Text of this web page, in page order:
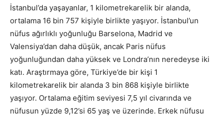
İstanbul’da yaşayanlar, 1 kilometrekarelik bir alanda,
ortalama 16 bin 757 kişiyle birlikte yaşıyor. İstanbul’un
nüfus ağırlıklı yoğunluğu Barselona, Madrid ve
Valensiya’dan daha düşük, ancak Paris nüfus
yoğunluğundan daha yüksek ve Londra’nın neredeyse iki
katı. Araştırmaya göre, Türkiye’de bir kişi 1
kilometrekarelik bir alanda 3 bin 868 kişiyle birlikte
yaşıyor. Ortalama eğitim seviyesi 7,5 yıl civarında ve
nüfusun yüzde 9,12’si 65 yaş ve üzerinde. Erkek nüfusu